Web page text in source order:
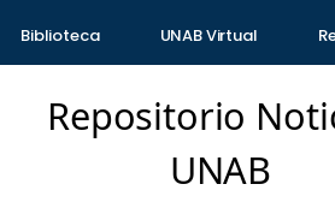
Biblioteca UNAB Virtual
Repositorio
UNAB